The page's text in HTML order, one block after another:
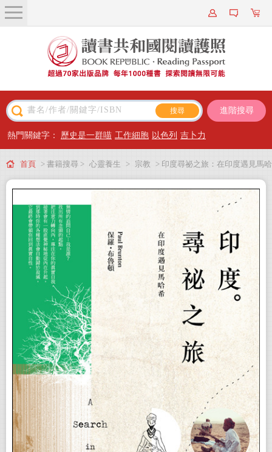
關於我們
近期新書
主題閱讀
出版專區
會員專屬
會員儲值方案
進階搜尋
熱門關鍵字： 歷史是一群喵 工作細胞 以色列 吉卜力
首頁 > 書籍搜尋 > 心靈養生 > 宗教 > 印度尋祕之旅：在印度遇見馬哈